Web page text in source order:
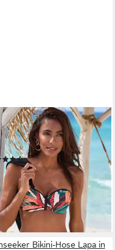
Hose Marla mit kontrast
(2)
€ 34,99 €
- in 1-2 Werktagen bei dir
Bikini-Hose Lapa in